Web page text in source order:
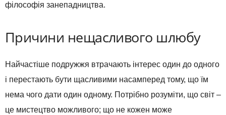
філософія занепадництва.
Причини нещасливого шлюбу
Найчастіше подружжя втрачають інтерес один до одного
і перестають бути щасливими насамперед тому, що їм
нема чого дати один одному. Потрібно розуміти, що світ –
це мистецтво можливого; що не кожен може